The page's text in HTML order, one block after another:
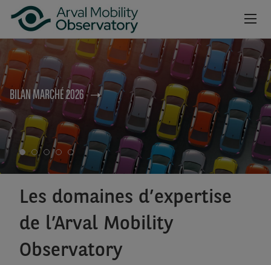
Aller au contenu principal
BILAN MARCHÉ 2026
Les domaines d’expertise
de l’Arval Mobility
Observatory
NEWSROOM
CAHIERS
BAROMÈTRES
VIDÉOS